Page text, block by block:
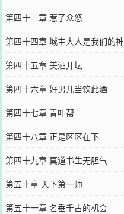
第四十三章 惹了众怒
第四十四章 城主大人是我们的神
第四十五章 美酒开坛
第四十六章 好男儿当饮此酒
第四十七章 青叶帮
第四十八章 正是区区在下
第四十九章 莫道书生无胆气
第五十章 天下第一师
第五十一章 名垂千古的机会